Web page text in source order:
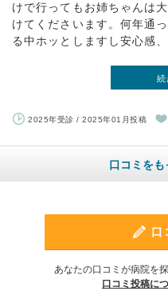
けで行ってもお姉ちゃんは
けてくださいます。何年通
る中ホッとしますし安心感
続
2025年受診 / 2025年01月投稿
口コミを
口
あなたの口コミが病院を
口コミ投稿に